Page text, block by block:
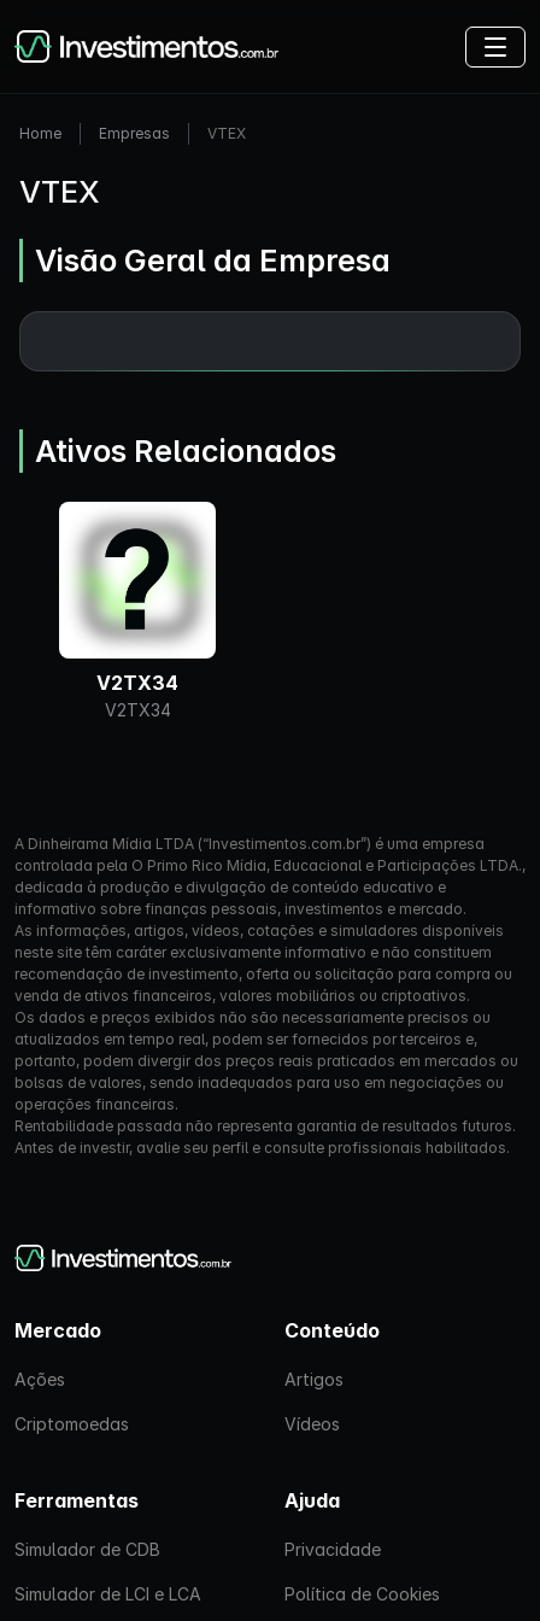
Home Empresas VTEX
VTEX
Visão Geral da Empresa
Ativos Relacionados
V2TX34
V2TX34
A Dinheirama Mídia LTDA (“Investimentos.com.br”) é uma empresa
controlada pela O Primo Rico Mídia, Educacional e Participações LTDA.,
dedicada à produção e divulgação de conteúdo educativo e
informativo sobre finanças pessoais, investimentos e mercado.
As informações, artigos, vídeos, cotações e simuladores disponíveis
neste site têm caráter exclusivamente informativo e não constituem
recomendação de investimento, oferta ou solicitação para compra ou
venda de ativos financeiros, valores mobiliários ou criptoativos.
Os dados e preços exibidos não são necessariamente precisos ou
atualizados em tempo real, podem ser fornecidos por terceiros e,
portanto, podem divergir dos preços reais praticados em mercados ou
bolsas de valores, sendo inadequados para uso em negociações ou
operações financeiras.
Rentabilidade passada não representa garantia de resultados futuros.
Antes de investir, avalie seu perfil e consulte profissionais habilitados.
Mercado
Ações
Criptomoedas
Conteúdo
Artigos
Vídeos
Ferramentas
Simulador de CDB
Simulador de LCI e LCA
Ajuda
Privacidade
Política de Cookies